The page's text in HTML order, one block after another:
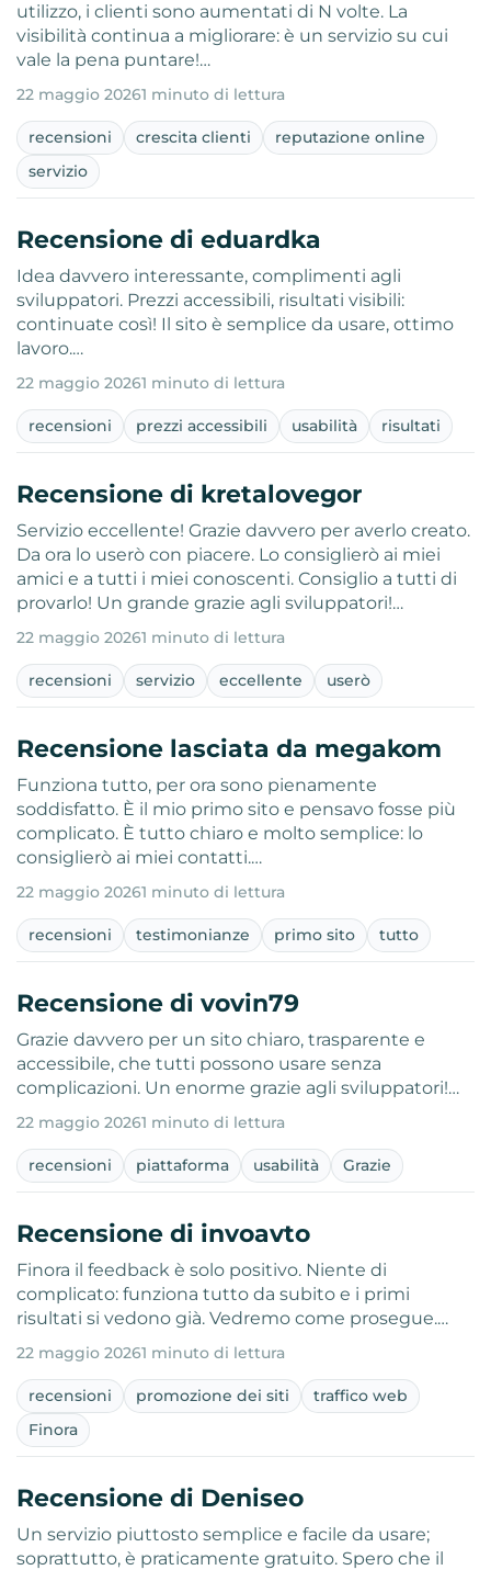
utilizzo, i clienti sono aumentati di N volte. La
visibilità continua a migliorare: è un servizio su cui
vale la pena puntare!…
22 maggio 20261 minuto di lettura
recensioni crescita clienti
reputazione online
servizio
Recensione di eduardka
Idea davvero interessante, complimenti agli
sviluppatori. Prezzi accessibili, risultati visibili:
continuate così! Il sito è semplice da usare, ottimo
lavoro.…
22 maggio 20261 minuto di lettura
recensioni prezzi accessibili usabilità risultati
Recensione di kretalovegor
Servizio eccellente! Grazie davvero per averlo creato.
Da ora lo userò con piacere. Lo consiglierò ai miei
amici e a tutti i miei conoscenti. Consiglio a tutti di
provarlo! Un grande grazie agli sviluppatori!…
22 maggio 20261 minuto di lettura
recensioni servizio eccellente userò
Recensione lasciata da megakom
Funziona tutto, per ora sono pienamente
soddisfatto. È il mio primo sito e pensavo fosse più
complicato. È tutto chiaro e molto semplice: lo
consiglierò ai miei contatti.…
22 maggio 20261 minuto di lettura
recensioni testimonianze primo sito tutto
Recensione di vovin79
Grazie davvero per un sito chiaro, trasparente e
accessibile, che tutti possono usare senza
complicazioni. Un enorme grazie agli sviluppatori!…
22 maggio 20261 minuto di lettura
recensioni piattaforma usabilità Grazie
Recensione di invoavto
Finora il feedback è solo positivo. Niente di
complicato: funziona tutto da subito e i primi
risultati si vedono già. Vedremo come prosegue.…
22 maggio 20261 minuto di lettura
recensioni promozione dei siti
traffico web
Finora
Recensione di Deniseo
Un servizio piuttosto semplice e facile da usare;
soprattutto, è praticamente gratuito. Spero che il